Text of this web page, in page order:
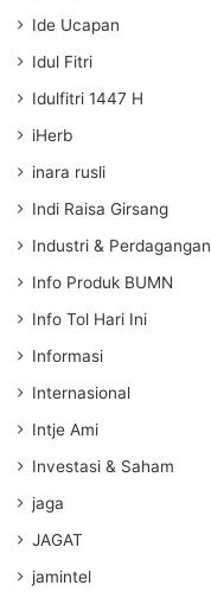
Ide Ucapan
Idul Fitri
Idulfitri 1447 H
iHerb
inara rusli
Indi Raisa Girsang
Industri & Perdagangan
Info Produk BUMN
Info Tol Hari Ini
Informasi
Internasional
Intje Ami
Investasi & Saham
jaga
JAGAT
jamintel